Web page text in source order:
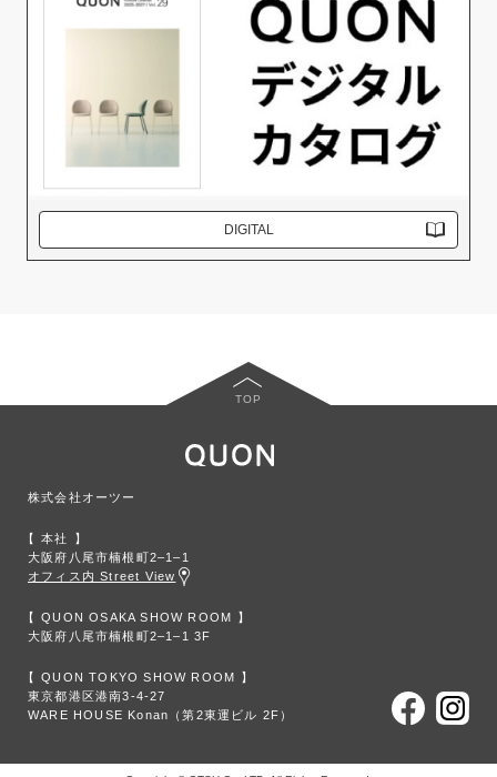
DIGITAL
TOP
株式会社オーツー
本社
大阪府八尾市楠根町2‒1‒1
オフィス内 Street View
QUON OSAKA SHOW ROOM
大阪府八尾市楠根町2‒1‒1 3F
QUON TOKYO SHOW ROOM
東京都港区港南3-4-27
WARE HOUSE Konan（第2東運ビル 2F）